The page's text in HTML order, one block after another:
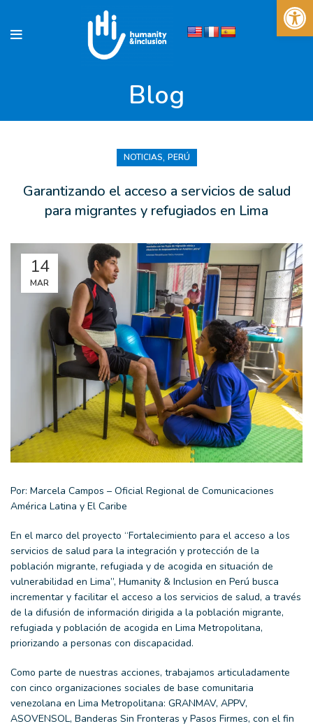
Blog
NOTICIAS, PERÚ
Garantizando el acceso a servicios de salud
para migrantes y refugiados en Lima
14
MAR
Por: Marcela Campos – Oficial Regional de Comunicaciones
América Latina y El Caribe
En el marco del proyecto “Fortalecimiento para el acceso a los
servicios de salud para la integración y protección de la
población migrante, refugiada y de acogida en situación de
vulnerabilidad en Lima”, Humanity & Inclusion en Perú busca
incrementar y facilitar el acceso a los servicios de salud, a través
de la difusión de información dirigida a la población migrante,
refugiada y población de acogida en Lima Metropolitana,
priorizando a personas con discapacidad.
Como parte de nuestras acciones, trabajamos articuladamente
con cinco organizaciones sociales de base comunitaria
venezolana en Lima Metropolitana: GRANMAV, APPV,
ASOVENSOL, Banderas Sin Fronteras y Pasos Firmes, con el fin